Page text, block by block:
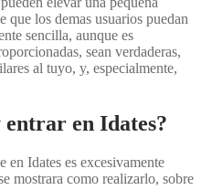
los demas usuarios puedan
sencilla, aunque es
sean verdaderas,
al tuyo, y, especialmente,
en Idates?
en Idates es excesivamente
mostrara como realizarlo, sobre